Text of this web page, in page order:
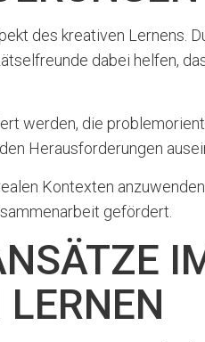
des kreativen Lernens.
dabei helfen,
werden, die
Herausforderungen
Kontexten
gefördert.